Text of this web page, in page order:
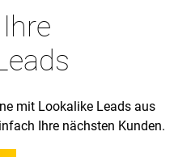
mit Lookalike Leads aus
Ihre nächsten Kunden.